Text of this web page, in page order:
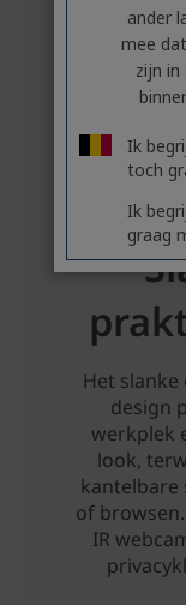
ander
mee
zijn in
Ik
toch
Ik
graag